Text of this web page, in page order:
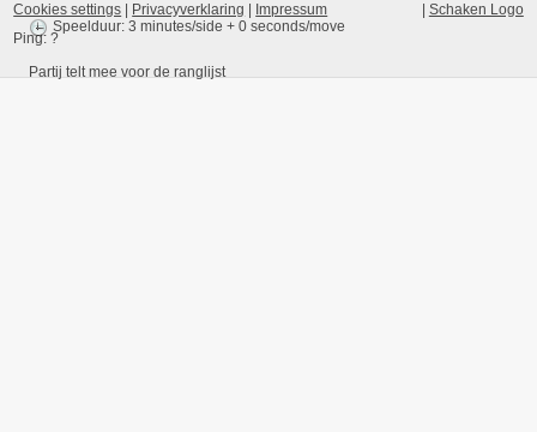
Speelduur: 3 minutes/side + 0 seconds/move
Partij telt mee voor de ranglijst
Schaken Logo
Cookies settings Privacyverklaring
Impressum
Ping:?